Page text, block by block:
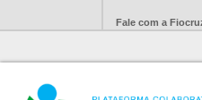
Fale com a